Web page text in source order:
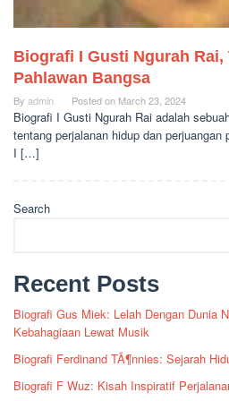
Biografi I Gusti Ngurah
Pahlawan Bangsa
By admin Posted on March 23, 2024
Biografi I Gusti Ngurah Rai adalah
tentang perjalanan hidup dan perjuangan
I […]
Search
Recent Posts
Biografi Gus Miek: Lelah Dengan Dunia
Kebahagiaan Lewat Musik
Biografi Ferdinand TÃ¶nnies: Sejarah
Biografi F Wuz: Kisah Inspiratif